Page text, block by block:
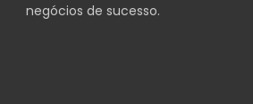
negócios de sucesso.